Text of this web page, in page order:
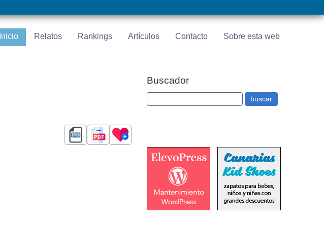
Inicio Relatos Rankings Artículos Contacto Sobre esta web
Buscador